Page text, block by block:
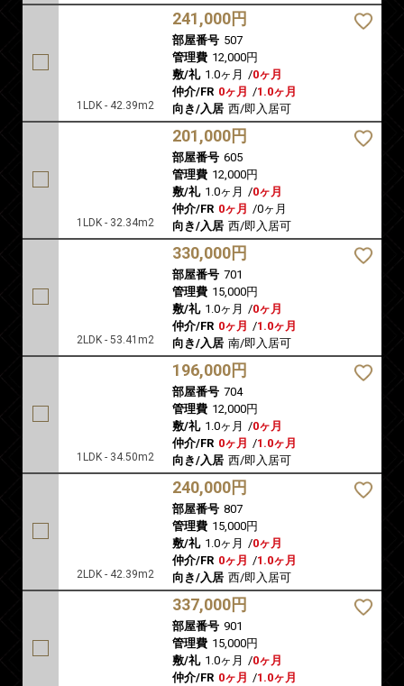
1LDK - 42.39m2
241,000円
部屋番号 507
管理費 12,000円
敷/礼 1.0ヶ月 /0ヶ月
仲介/FR 0ヶ月 /1.0ヶ月
向き/入居 西/即入居可
1LDK - 32.34m2
201,000円
部屋番号 605
管理費 12,000円
敷/礼 1.0ヶ月 /0ヶ月
仲介/FR 0ヶ月 /0ヶ月
向き/入居 西/即入居可
2LDK - 53.41m2
330,000円
部屋番号 701
管理費 15,000円
敷/礼 1.0ヶ月 /0ヶ月
仲介/FR 0ヶ月 /1.0ヶ月
向き/入居 南/即入居可
1LDK - 34.50m2
196,000円
部屋番号 704
管理費 12,000円
敷/礼 1.0ヶ月 /0ヶ月
仲介/FR 0ヶ月 /1.0ヶ月
向き/入居 西/即入居可
2LDK - 42.39m2
240,000円
部屋番号 807
管理費 15,000円
敷/礼 1.0ヶ月 /0ヶ月
仲介/FR 0ヶ月 /1.0ヶ月
向き/入居 西/即入居可
337,000円
部屋番号 901
管理費 15,000円
敷/礼 1.0ヶ月 /0ヶ月
仲介/FR 0ヶ月 /1.0ヶ月